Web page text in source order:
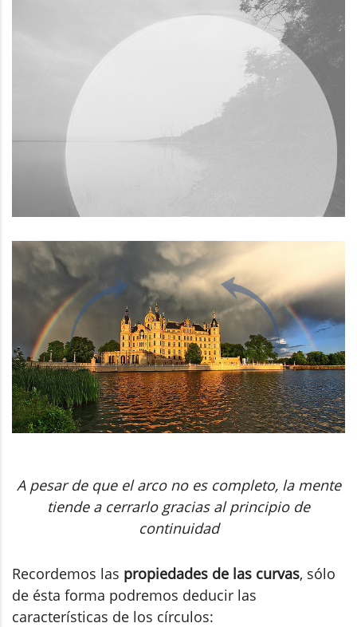
A pesar de que el arco no es completo, la mente
tiende a cerrarlo gracias al principio de
continuidad
Recordemos las propiedades de las curvas, sólo
de ésta forma podremos deducir las
características de los círculos: